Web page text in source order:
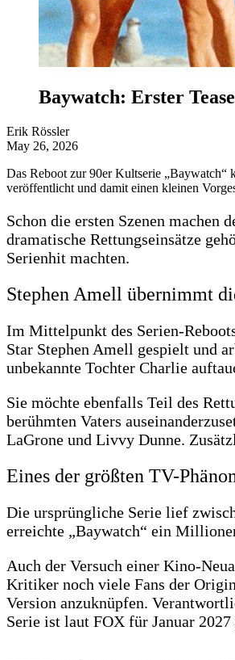
Baywatch: Erster
Erik Rössler
May 26, 2026
Das Reboot zur 90er Kultserie „Baywatch“
veröffentlicht und damit einen kleinen
Schon die ersten Szenen machen
dramatische Rettungseinsätze
Serienhit machten.
Stephen Amell übernimmt
Im Mittelpunkt des Serien-
Star Stephen Amell gespielt und
unbekannte Tochter Charlie
Sie möchte ebenfalls Teil des
berühmten Vaters
LaGrone und Livvy Dunne.
Eines der größten TV-
Die ursprüngliche Serie lief
erreichte „Baywatch“ ein
Auch der Versuch einer Kino-
Kritiker noch viele Fans der
Version anzuknüpfen.
Serie ist laut FOX für Januar